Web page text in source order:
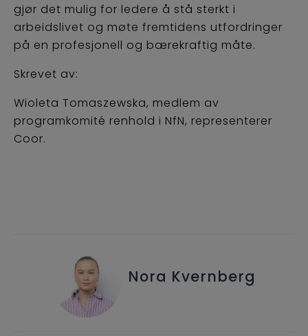
gjør det mulig for ledere å stå sterkt i
arbeidslivet og møte fremtidens utfordringer
på en profesjonell og bærekraftig måte.
Skrevet av:
Wioleta Tomaszewska, medlem av
programkomité renhold i NfN, representerer
Coor.
Nora Kvernberg